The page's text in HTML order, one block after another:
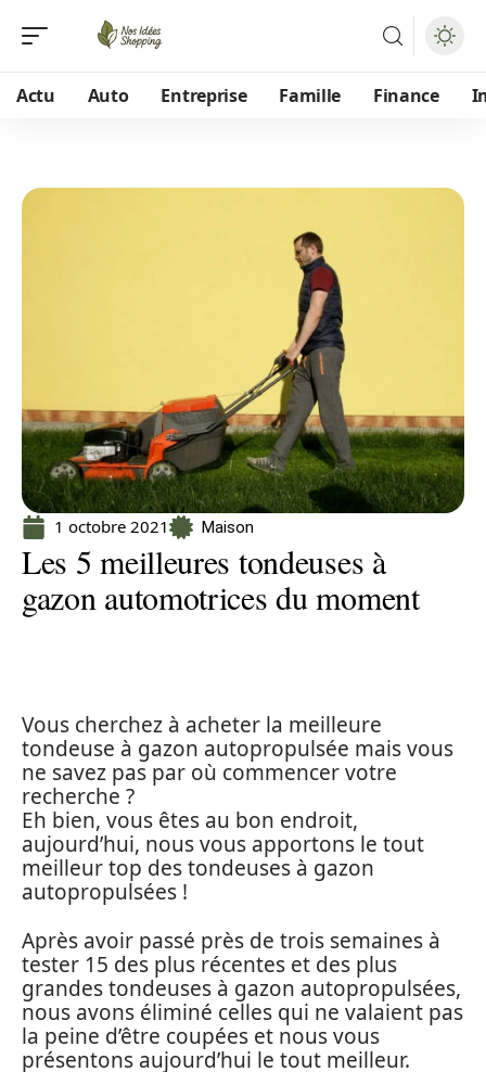
Actu Auto Entreprise Famille Finance
1 octobre 2021 Maison
Les 5 meilleures tondeuses à
gazon automotrices du moment
Vous cherchez à acheter la meilleure
tondeuse à gazon autopropulsée mais vous
ne savez pas par où commencer votre
recherche ?
Eh bien, vous êtes au bon endroit,
aujourd’hui, nous vous apportons le tout
meilleur top des tondeuses à gazon
autopropulsées !
Après avoir passé près de trois semaines à
tester 15 des plus récentes et des plus
grandes tondeuses à gazon autopropulsées,
nous avons éliminé celles qui ne valaient pas
la peine d’être coupées et nous vous
présentons aujourd’hui le tout meilleur.